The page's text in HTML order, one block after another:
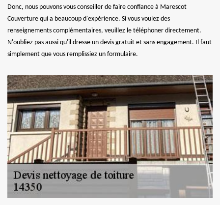
Donc, nous pouvons vous conseiller de faire confiance à Marescot
Couverture qui a beaucoup d'expérience. Si vous voulez des
renseignements complémentaires, veuillez le téléphoner directement.
N'oubliez pas aussi qu'il dresse un devis gratuit et sans engagement. Il faut
simplement que vous remplissiez un formulaire.